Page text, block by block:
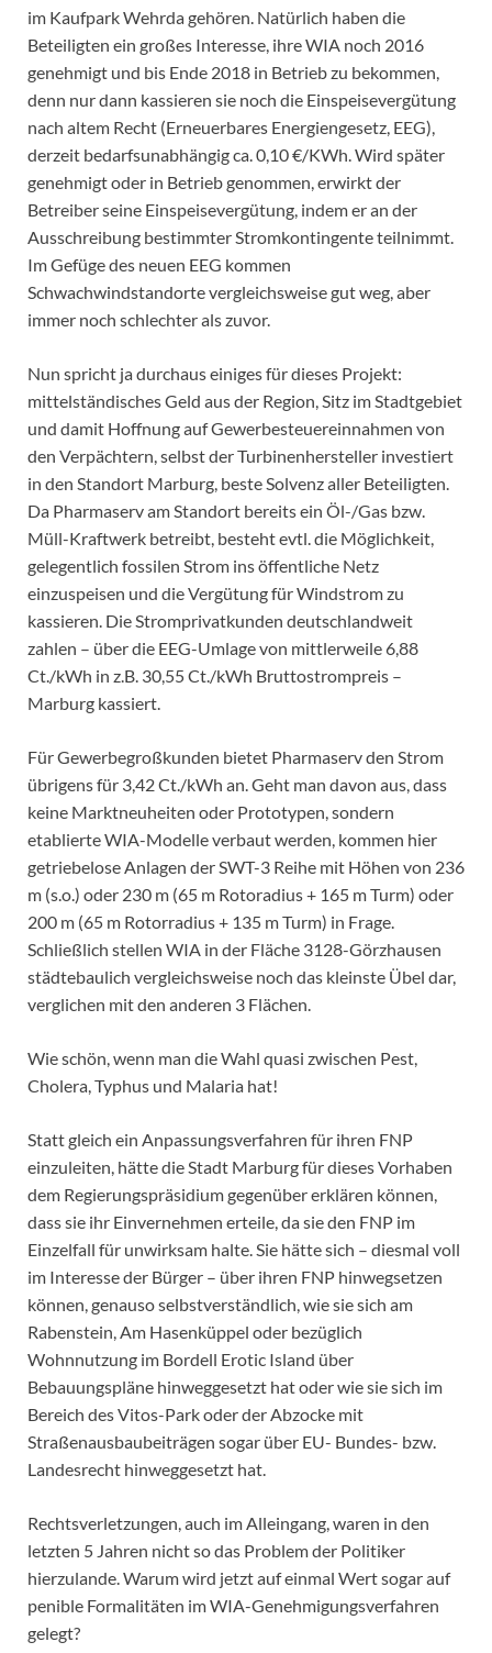
im Kaufpark Wehrda gehören. Natürlich haben die
Beteiligten ein großes Interesse, ihre WIA noch 2016
genehmigt und bis Ende 2018 in Betrieb zu bekommen,
denn nur dann kassieren sie noch die Einspeisevergütung
nach altem Recht (Erneuerbares Energiengesetz, EEG),
derzeit bedarfsunabhängig ca. 0,10 €/KWh. Wird später
genehmigt oder in Betrieb genommen, erwirkt der
Betreiber seine Einspeisevergütung, indem er an der
Ausschreibung bestimmter Stromkontingente teilnimmt.
Im Gefüge des neuen EEG kommen
Schwachwindstandorte vergleichsweise gut weg, aber
immer noch schlechter als zuvor.
Nun spricht ja durchaus einiges für dieses Projekt:
mittelständisches Geld aus der Region, Sitz im Stadtgebiet
und damit Hoffnung auf Gewerbesteuereinnahmen von
den Verpächtern, selbst der Turbinenhersteller investiert
in den Standort Marburg, beste Solvenz aller Beteiligten.
Da Pharmaserv am Standort bereits ein Öl-/Gas bzw.
Müll-Kraftwerk betreibt, besteht evtl. die Möglichkeit,
gelegentlich fossilen Strom ins öffentliche Netz
einzuspeisen und die Vergütung für Windstrom zu
kassieren. Die Stromprivatkunden deutschlandweit
zahlen – über die EEG-Umlage von mittlerweile 6,88
Ct./kWh in z.B. 30,55 Ct./kWh Bruttostrompreis –
Marburg kassiert.
Für Gewerbegroßkunden bietet Pharmaserv den Strom
übrigens für 3,42 Ct./kWh an. Geht man davon aus, dass
keine Marktneuheiten oder Prototypen, sondern
etablierte WIA-Modelle verbaut werden, kommen hier
getriebelose Anlagen der SWT-3 Reihe mit Höhen von 236
m (s.o.) oder 230 m (65 m Rotoradius + 165 m Turm) oder
200 m (65 m Rotorradius + 135 m Turm) in Frage.
Schließlich stellen WIA in der Fläche 3128-Görzhausen
städtebaulich vergleichsweise noch das kleinste Übel dar,
verglichen mit den anderen 3 Flächen.
Wie schön, wenn man die Wahl quasi zwischen Pest,
Cholera, Typhus und Malaria hat!
Statt gleich ein Anpassungsverfahren für ihren FNP
einzuleiten, hätte die Stadt Marburg für dieses Vorhaben
dem Regierungspräsidium gegenüber erklären können,
dass sie ihr Einvernehmen erteile, da sie den FNP im
Einzelfall für unwirksam halte. Sie hätte sich – diesmal voll
im Interesse der Bürger – über ihren FNP hinwegsetzen
können, genauso selbstverständlich, wie sie sich am
Rabenstein, Am Hasenküppel oder bezüglich
Wohnnutzung im Bordell Erotic Island über
Bebauungspläne hinweggesetzt hat oder wie sie sich im
Bereich des Vitos-Park oder der Abzocke mit
Straßenausbaubeiträgen sogar über EU- Bundes- bzw.
Landesrecht hinweggesetzt hat.
Rechtsverletzungen, auch im Alleingang, waren in den
letzten 5 Jahren nicht so das Problem der Politiker
hierzulande. Warum wird jetzt auf einmal Wert sogar auf
penible Formalitäten im WIA-Genehmigungsverfahren
gelegt?